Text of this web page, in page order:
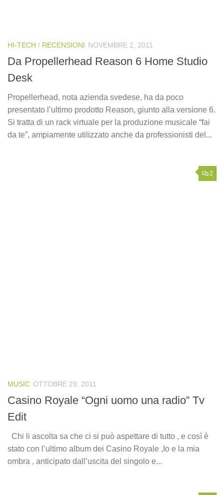
HI-TECH / RECENSIONI NOVEMBRE 2, 2011
Da Propellerhead Reason 6 Home Studio
Desk
Propellerhead, nota azienda svedese, ha da poco
presentato l’ultimo prodotto Reason, giunto alla versione 6.
Si tratta di un rack virtuale per la produzione musicale “fai
da te”, ampiamente utilizzato anche da professionisti del...
2
MUSIC OTTOBRE 29, 2011
Casino Royale “Ogni uomo una radio” Tv
Edit
Chi li ascolta sa che ci si può aspettare di tutto , e così è
stato con l’ultimo album dei Casino Royale ,Io e la mia
ombra , anticipato dall’uscita del singolo e...